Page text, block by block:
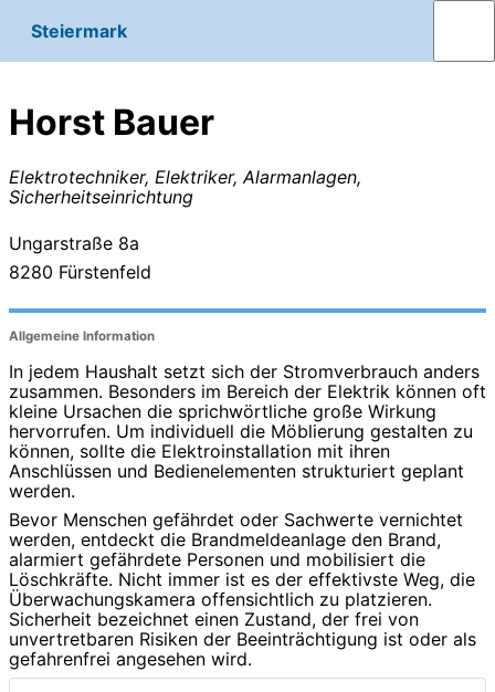
Steiermark
Horst Bauer
Elektrotechniker, Elektriker, Alarmanlagen,
Sicherheitseinrichtung
Ungarstraße 8a
8280 Fürstenfeld
Allgemeine Information
In jedem Haushalt setzt sich der Stromverbrauch anders
zusammen. Besonders im Bereich der Elektrik können oft
kleine Ursachen die sprichwörtliche große Wirkung
hervorrufen. Um individuell die Möblierung gestalten zu
können, sollte die Elektroinstallation mit ihren
Anschlüssen und Bedienelementen strukturiert geplant
werden.
Bevor Menschen gefährdet oder Sachwerte vernichtet
werden, entdeckt die Brandmeldeanlage den Brand,
alarmiert gefährdete Personen und mobilisiert die
Löschkräfte. Nicht immer ist es der effektivste Weg, die
Überwachungskamera offensichtlich zu platzieren.
Sicherheit bezeichnet einen Zustand, der frei von
unvertretbaren Risiken der Beeinträchtigung ist oder als
gefahrenfrei angesehen wird.